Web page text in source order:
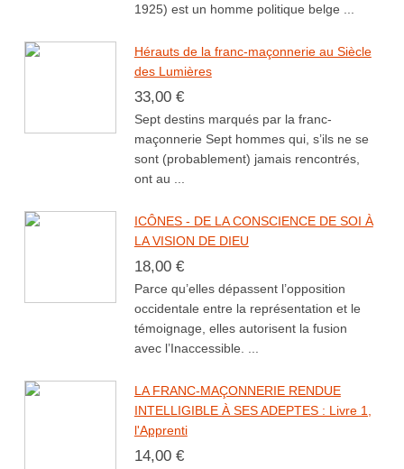
1925) est un homme politique belge ...
Hérauts de la franc-maçonnerie au Siècle
des Lumières
33,00 €
Sept destins marqués par la franc-
maçonnerie Sept hommes qui, s’ils ne se
sont (probablement) jamais rencontrés,
ont au ...
ICÔNES - DE LA CONSCIENCE DE SOI À
LA VISION DE DIEU
18,00 €
Parce qu’elles dépassent l’opposition
occidentale entre la représentation et le
témoignage, elles autorisent la fusion
avec l’Inaccessible. ...
LA FRANC-MAÇONNERIE RENDUE
INTELLIGIBLE À SES ADEPTES : Livre 1,
l'Apprenti
14,00 €